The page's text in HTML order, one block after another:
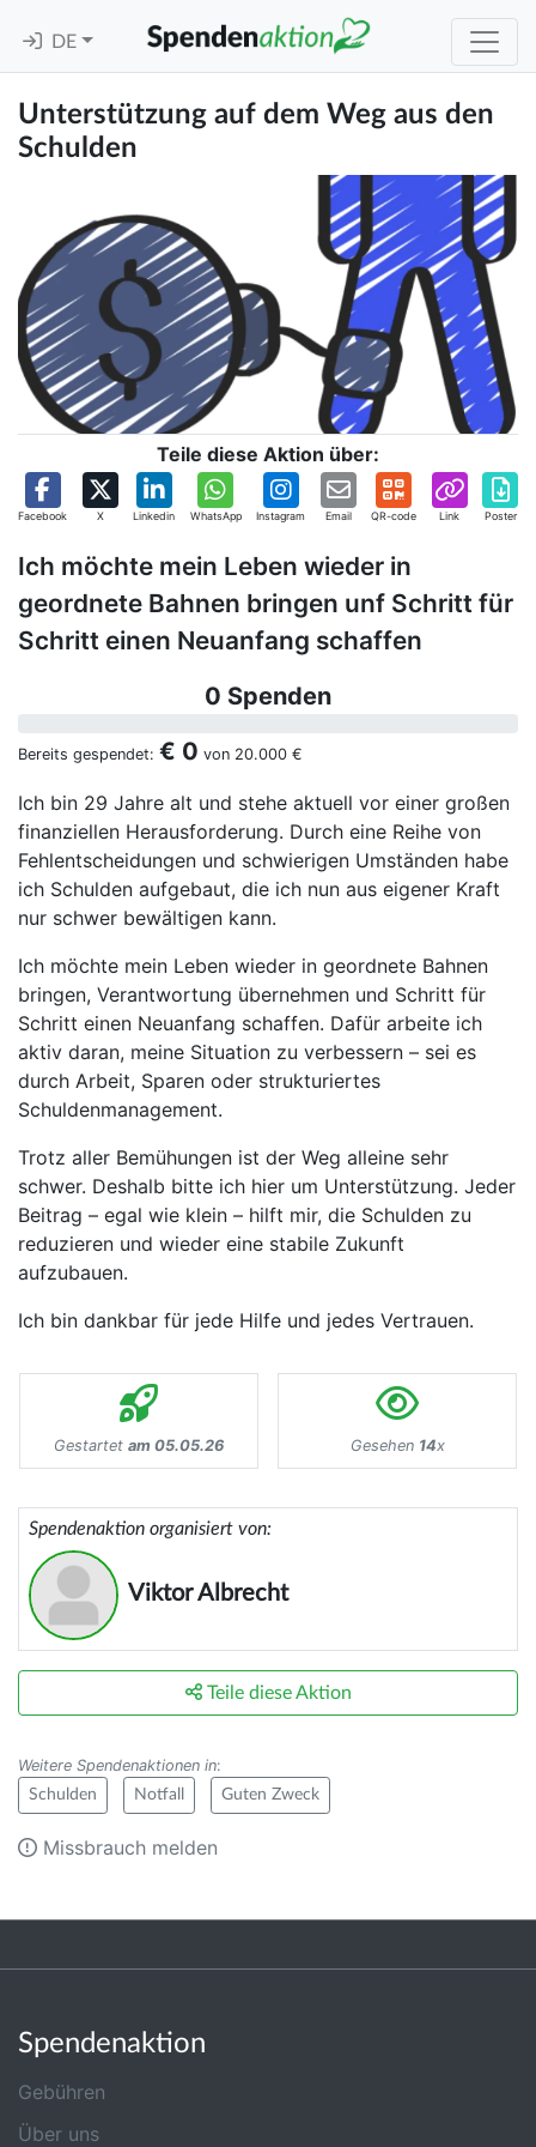
DE
Unterstützung auf dem Weg aus den
Schulden
Teile diese Aktion über:
Facebook X Linkedin WhatsApp Instagram Email QR-code Link Poster
Ich möchte mein Leben wieder in
geordnete Bahnen bringen unf Schritt für
Schritt einen Neuanfang schaffen
0 Spenden
Bereits gespendet: € 0 von 20.000 €
Ich bin 29 Jahre alt und stehe aktuell vor einer großen
finanziellen Herausforderung. Durch eine Reihe von
Fehlentscheidungen und schwierigen Umständen habe
ich Schulden aufgebaut, die ich nun aus eigener Kraft
nur schwer bewältigen kann.
Ich möchte mein Leben wieder in geordnete Bahnen
bringen, Verantwortung übernehmen und Schritt für
Schritt einen Neuanfang schaffen. Dafür arbeite ich
aktiv daran, meine Situation zu verbessern – sei es
durch Arbeit, Sparen oder strukturiertes
Schuldenmanagement.
Trotz aller Bemühungen ist der Weg alleine sehr
schwer. Deshalb bitte ich hier um Unterstützung. Jeder
Beitrag – egal wie klein – hilft mir, die Schulden zu
reduzieren und wieder eine stabile Zukunft
aufzubauen.
Ich bin dankbar für jede Hilfe und jedes Vertrauen.
Gestartet am 05.05.26 Gesehen 14x
Spendenaktion organisiert von:
Viktor Albrecht
Teile diese Aktion
Weitere Spendenaktionen in:
Schulden Notfall Guten Zweck
Missbrauch melden
Spendenaktion
Gebühren
Über uns